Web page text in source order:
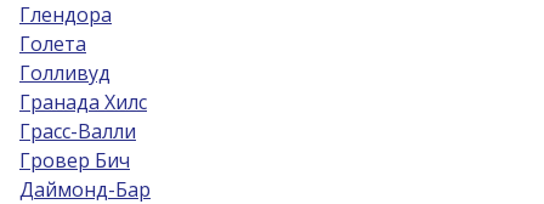
Глендора
Голета
Голливуд
Гранада Хилс
Грасс-Валли
Гровер Бич
Даймонд-Бар